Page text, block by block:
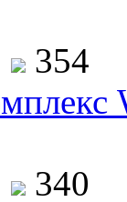
354
340